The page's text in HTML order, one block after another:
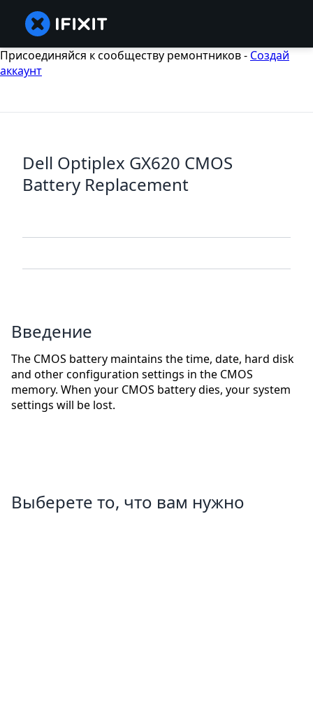
Присоединяйся к сообществу ремонтников - Создай
аккаунт
Dell Optiplex GX620 CMOS
Battery Replacement
Введение
The CMOS battery maintains the time, date, hard disk
and other configuration settings in the CMOS
memory. When your CMOS battery dies, your system
settings will be lost.
Выберете то, что вам нужно